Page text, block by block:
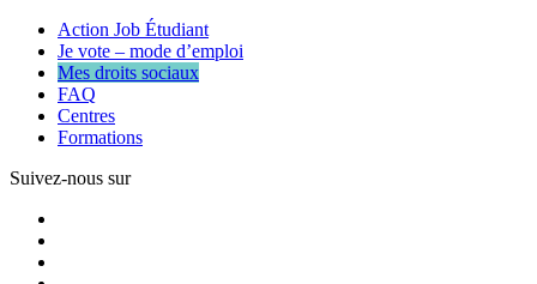
Action Job Étudiant
Je vote – mode d’emploi
Mes droits sociaux
FAQ
Centres
Formations
Suivez-nous sur